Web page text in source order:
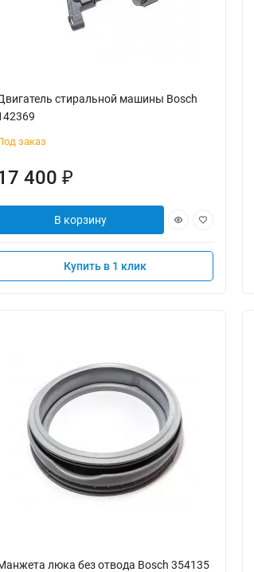
стиральной машины Bosch
заказ
400 ₽
В корзину
Купить в 1 клик
люка без отвода Bosch 354135